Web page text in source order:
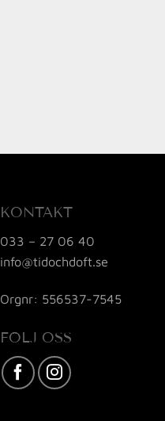
KONTAKT
033 – 27 06 40
info@tidochdoft.se
Orgnr: 556537-7545
FÖLJ OSS